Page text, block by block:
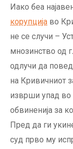
Иако беа
корупција во
не се случи –
мнозинство од
одлучи да
на Кривичниот
изврши упад во
обвиненија за
Пред да ги
суд прво му